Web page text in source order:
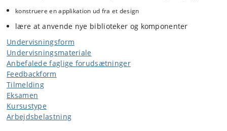
konstruere en applikation ud fra et design
lære at anvende nye biblioteker og komponenter
Undervisningsform
Undervisningsmateriale
Anbefalede faglige forudsætninger
Feedbackform
Tilmelding
Eksamen
Kursustype
Arbejdsbelastning